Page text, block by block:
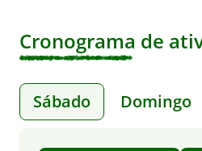
Cronograma de
Sábado Domingo